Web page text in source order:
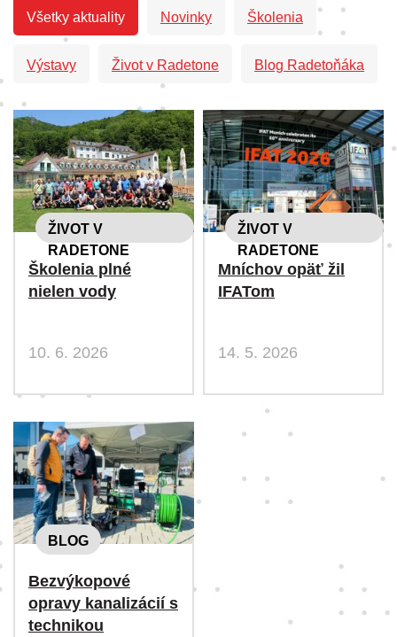
Všetky aktuality Novinky Školenia
Výstavy Život v Radetone Blog Radetoňáka
ŽIVOT V
RADETONE
Školenia plné
nielen vody
10. 6. 2026
ŽIVOT V
RADETONE
Mníchov opäť žil
IFATom
14. 5. 2026
BLOG
Bezvýkopové
opravy kanalizácií s
technikou